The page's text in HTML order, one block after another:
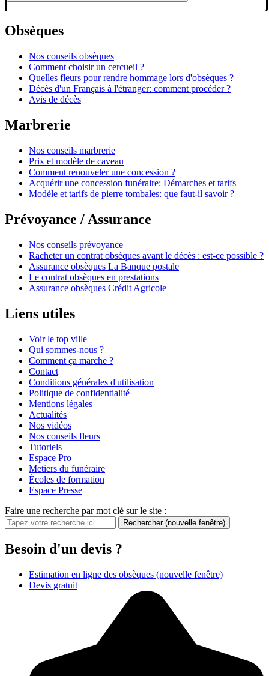
Obsèques
Nos conseils obsèques
Comment choisir un cercueil ?
Quelles fleurs pour rendre hommage lors d'obsèques ?
Décès d'un Français à l'étranger: comment procéder ?
Avis de décès
Marbrerie
Nos conseils marbrerie
Prix et modèle de caveau
Comment renouveler une concession ?
Acquérir une concession funéraire: Démarches et tarifs
Modèle et tarifs de pierre tombales: que faut-il savoir ?
Prévoyance / Assurance
Nos conseils prévoyance
Racheter un contrat obsèques avant le décès : est-ce possible ?
Assurance obsèques La Banque postale
Le contrat obsèques en prestations
Assurance obsèques Crédit Agricole
Liens utiles
Voir le top ville
Qui sommes-nous ?
Comment ça marche ?
Contact
Conditions générales d'utilisation
Politique de confidentialité
Mentions légales
Actualités
Nos vidéos
Nos conseils fleurs
Tutoriels
Espace Pro
Metiers du funéraire
Écoles de formation
Espace Presse
Faire une recherche par mot clé sur le site :
Rechercher (nouvelle fenêtre)
Besoin d'un devis ?
Estimation en ligne des obsèques (nouvelle fenêtre)
Devis gratuit